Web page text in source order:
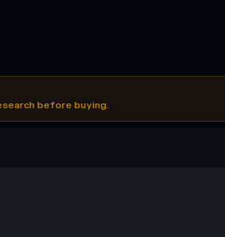
before buying.